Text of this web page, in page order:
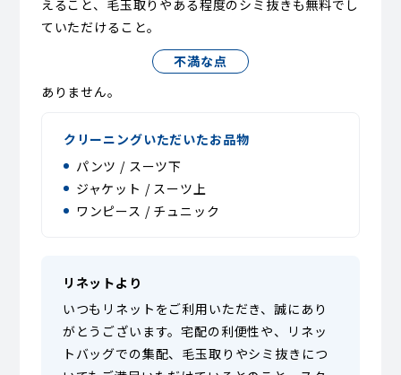
えること、毛玉取りやある程度のシミ抜きも無料でし
ていただけること。
不満な点
ありません。
クリーニングいただいたお品物
パンツ / スーツ下
ジャケット / スーツ上
ワンピース / チュニック
リネットより
いつもリネットをご利用いただき、誠にあり
がとうございます。宅配の利便性や、リネッ
トバッグでの集配、毛玉取りやシミ抜きにつ